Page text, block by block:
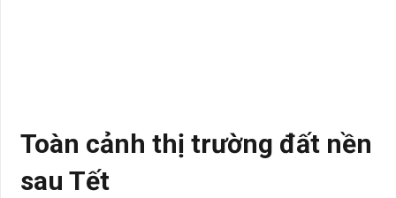
Toàn cảnh thị trường đất nền
sau Tết